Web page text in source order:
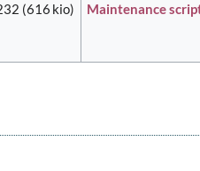
(616 kio) Maintenance